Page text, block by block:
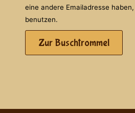
eine andere Emailadresse
benutzen.
Zur Buschtrommel